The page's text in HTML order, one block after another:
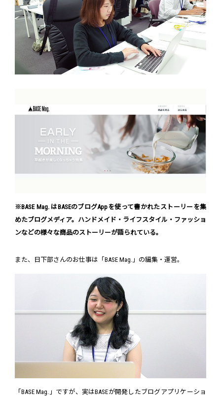
※BASE Mag. はBASEのブログAppを使って書かれたストーリーを集
めたブログメディア。ハンドメイド・ライフスタイル・ファッショ
ンなどの様々な商品のストーリーが語られている。
また、日下部さんのお仕事は「BASE Mag.」の編集・運営。
「BASE Mag.」ですが、実はBASEが開発したブログアプリケーショ